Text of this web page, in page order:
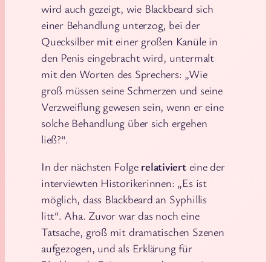
wird auch gezeigt, wie Blackbeard sich
einer Behandlung unterzog, bei der
Quecksilber mit einer großen Kanüle in
den Penis eingebracht wird, untermalt
mit den Worten des Sprechers: „Wie
groß müssen seine Schmerzen und seine
Verzweiflung gewesen sein, wenn er eine
solche Behandlung über sich ergehen
ließ?“.
In der nächsten Folge relativiert eine der
interviewten Historikerinnen: „Es ist
möglich, dass Blackbeard an Syphillis
litt“. Aha. Zuvor war das noch eine
Tatsache, groß mit dramatischen Szenen
aufgezogen, und als Erklärung für